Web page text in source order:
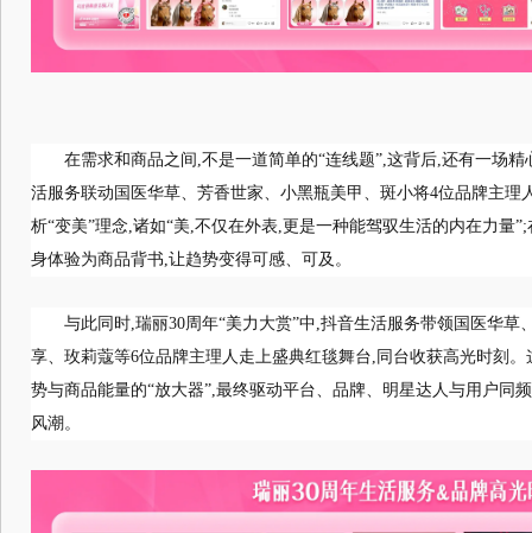
在需求和商品之间,不是一道简单的“连线题”,这背后,还有一场
活服务联动国医华草、芳香世家、小黑瓶美甲、斑小将4位品牌主理
析“变美”理念,诸如“美,不仅在外表,更是一种能驾驭生活的内在力量
身体验为商品背书,让趋势变得可感、可及。
与此同时,瑞丽30周年“美力大赏”中,抖音生活服务带领国医华草
享、玫莉蔻等6位品牌主理人走上盛典红毯舞台,同台收获高光时刻
势与商品能量的“放大器”,最终驱动平台、品牌、明星达人与用户同
风潮。